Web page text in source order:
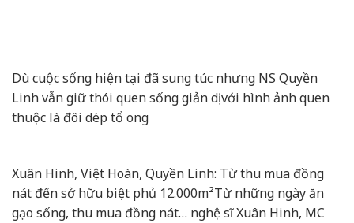
Dù cuộc sống hiện tại đã sung túc nhưng NS Quyền
Linh vẫn giữ thói quen sống giản dị với hình ảnh quen
thuộc là đôi dép tổ ong
Xuân Hinh, Việt Hoàn, Quyền Linh: Từ thu mua đồng
nát đến sở hữu biệt phủ 12.000m²Từ những ngày ăn
gạo sống, thu mua đồng nát… nghệ sĩ Xuân Hinh, MC